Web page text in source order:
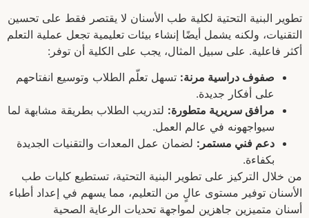
تطوير البنية التحتية لكلية طب الأسنان لا يقتصر فقط على تحسين
التقنيات، ولكنه يشمل أيضًا إنشاء بيئات تعليمية تجعل عملية التعلم
أكثر فاعلية. على سبيل المثال، يجب على الكلية أن توفر:
صفوف دراسية مرنة: تسهل تعلّم الطلاب وتوسيع انفتاحهم
على أفكار جديدة.
مرافق سريرية متطورة: لتدريب الطلاب بطريقة مشابهة لما
سيواجهونه في عالم العمل.
دعم فني مستمر: لضمان عمل المعدات والتقنيات الجديدة
بكفاءة.
من خلال التركيز على تطوير البنية التحتية، تستطيع كليات طب
الأسنان توفير مستوى عالٍ من التعليم، مما يسهم في إعداد أطباء
أسنان متميزين جاهزين لمواجهة تحديات الرعاية الصحية